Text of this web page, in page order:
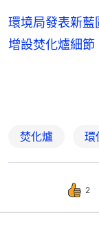
環境局發表新
增設焚化爐細節
焚化爐 環
2